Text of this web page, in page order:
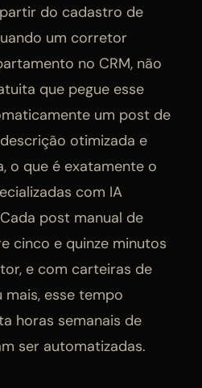
do cadastro de
um corretor
no CRM, não
que pegue esse
um post de
otimizada e
o que é exatamente o
com IA
post manual de
cinco e quinze minutos
e com carteiras de
esse tempo
horas semanais de
ser automatizadas.